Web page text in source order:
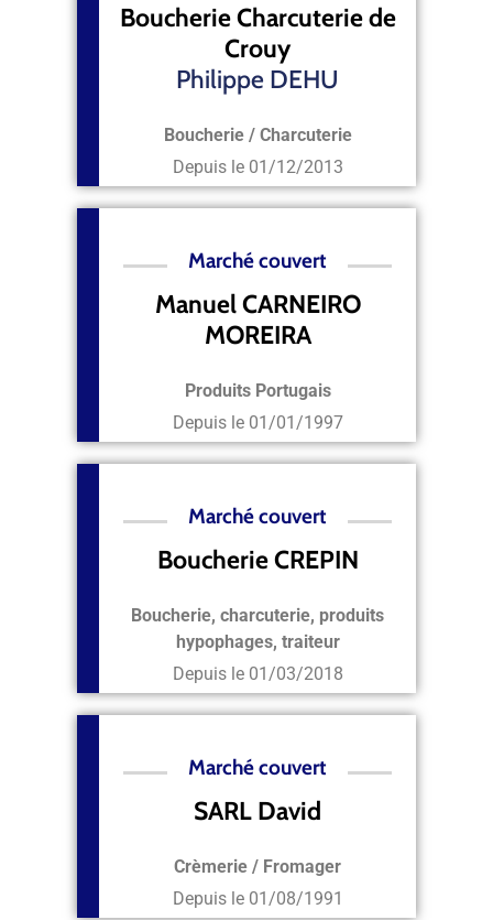
Boucherie Charcuterie de
Crouy
Philippe DEHU
Boucherie / Charcuterie
Depuis le 01/12/2013
Marché couvert
Manuel CARNEIRO
MOREIRA
Produits Portugais
Depuis le 01/01/1997
Marché couvert
Boucherie CREPIN
Boucherie, charcuterie, produits
hypophages, traiteur
Depuis le 01/03/2018
Marché couvert
SARL David
Crèmerie / Fromager
Depuis le 01/08/1991